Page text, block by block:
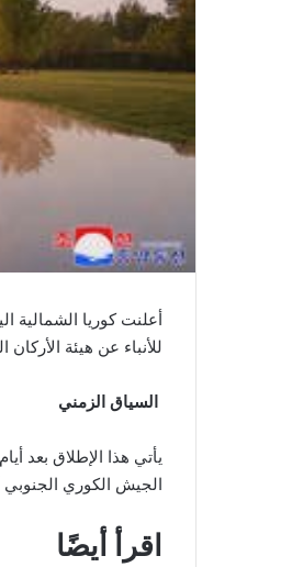
أعلنت كوريا الشمالية
للأنباء عن هيئة
السياق الزمني
يأتي هذا الإطلاق بعد
الجيش الكوري الجنوبي
اقرأ أيضًا